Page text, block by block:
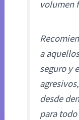
volumen
a
seguro y
desde
para